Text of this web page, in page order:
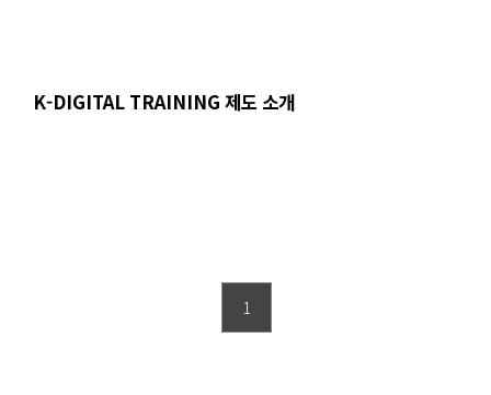
K-DIGITAL TRAINING 제도 소개
1